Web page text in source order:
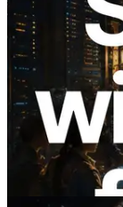
2026.08.05
ERPC
API
Region
API Juga